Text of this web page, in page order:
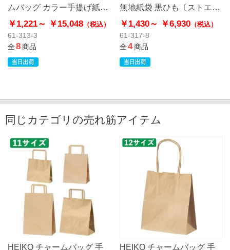
ムバッグ カラー手提げ紙袋
黒無地
￥1,221～ ￥15,048 （税込）
61-313-3
全8商品
無地紙袋 黒ひも〔ストエキ
オリジナル〕
￥1,430～ ￥6,930（税込）
61-317-8
全4商品
同じカテゴリの売れ筋アイテム
HEIKO チャームバッグ 手 HEIKO チャームバッグ 手